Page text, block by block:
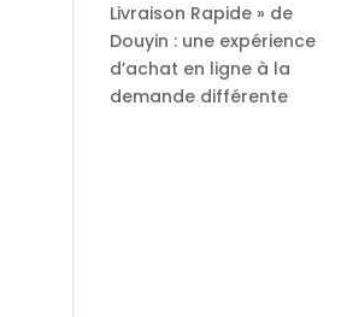
Livraison Rapide » de
Douyin : une expérience
d’achat en ligne à la
demande différente